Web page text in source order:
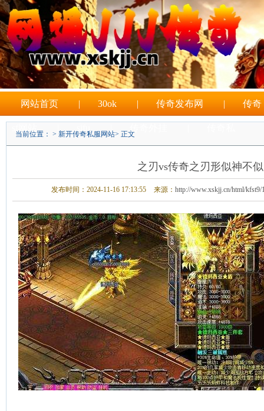
网站首页 | 30ok | 传奇发布网 | 传奇
当前位置： > 新开传奇私服网站> 正文
​之刃vs传奇之刃形似神不似
发布时间：2024-11-16 17:13:55 来源： http://www.xskjj.cn/html/kfst9/